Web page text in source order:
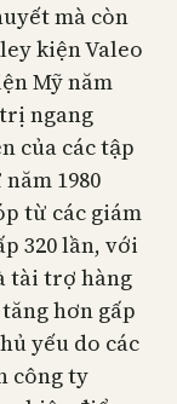
mà còn
kiện Valeo
Mỹ năm
ngang
của các tập
1980
từ các giám
320 lần, với
tài trợ hàng
hơn gấp
yếu do các
công ty